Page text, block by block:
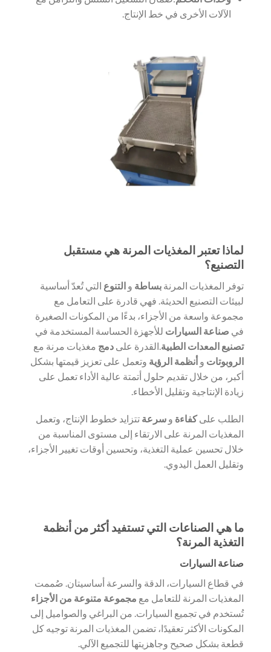
الآلات الأخرى في خط الإنتاج.
لماذا تعتبر المغذيات المرنة هي مستقبل
التصنيع؟
توفر المغذيات المرنة بساطة و التنوع التي تُعدّ أساسية
لبيئات التصنيع الحديثة. فهي قادرة على التعامل مع
مجموعة واسعة من الأجزاء، بدءًا من المكونات الصغيرة
في صناعة السيارات للأجهزة الحساسة المستخدمة في
تصنيع المعدات الطبية .القدرة على دمج مغذيات مرنة مع
الروبوتات وأنظمة الرؤية وتعمل على تعزيز قيمتها بشكل
أكبر، من خلال تقديم حلول أتمتة عالية الأداء تعمل على
زيادة الإنتاجية وتقليل الأخطاء.
الطلب علىكفاءة و سرعة تتزايد خطوط الإنتاج، وتعمل
المغذيات المرنة على الارتقاء إلى مستوى المناسبة من
خلال تحسين عملية التغذية، وتحسين أوقات تغيير الأجزاء،
وتقليل العمل اليدوي.
ما هي الصناعات التي تستفيد أكثر من أنظمة
التغذية المرنة؟
صناعة السيارات
في قطاع السيارات، الدقة والسرعة أساسيتان. صُممت
المغذيات المرنة للتعامل مع مجموعة متنوعة من الأجزاء
تُستخدم في تجميع السيارات. من البراغي والصواميل إلى
المكونات الأكثر تعقيدًا، تضمن المغذيات المرنة توجيه كل
قطعة بشكل صحيح وجاهزيتها للتجميع الآلي.